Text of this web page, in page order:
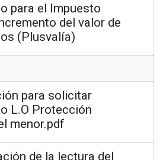
para el Impuesto
del valor de
(Plusvalía)
para solicitar
L.O Protección
menor.pdf
de la lectura del